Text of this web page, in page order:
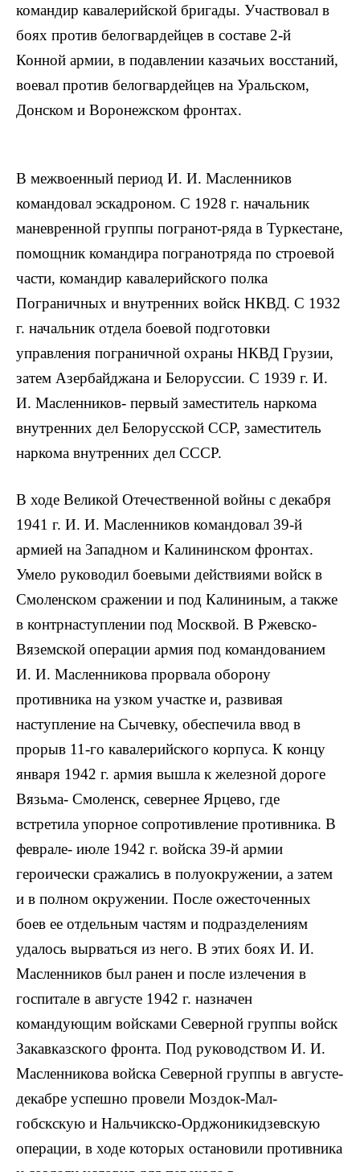
командир кавалерийской бригады. Участвовал в
боях против белогвардейцев в составе 2-й
Конной армии, в подавлении казачьих восстаний,
воевал против белогвардейцев на Уральском,
Донском и Воронежском фронтах.
В межвоенный период И. И. Масленников
командовал эскадроном. С 1928 г. начальник
маневренной группы погранот-ряда в Туркестане,
помощник командира погранотряда по строевой
части, командир кавалерийского полка
Пограничных и внутренних войск НКВД. С 1932
г. начальник отдела боевой подготовки
управления пограничной охраны НКВД Грузии,
затем Азербайджана и Белоруссии. С 1939 г. И.
И. Масленников- первый заместитель наркома
внутренних дел Белорусской ССР, заместитель
наркома внутренних дел СССР.
В ходе Великой Отечественной войны с декабря
1941 г. И. И. Масленников командовал 39-й
армией на Западном и Калининском фронтах.
Умело руководил боевыми действиями войск в
Смоленском сражении и под Калининым, а также
в контрнаступлении под Москвой. В Ржевско-
Вяземской операции армия под командованием
И. И. Масленникова прорвала оборону
противника на узком участке и, развивая
наступление на Сычевку, обеспечила ввод в
прорыв 11-го кавалерийского корпуса. К концу
января 1942 г. армия вышла к железной дороге
Вязьма- Смоленск, севернее Ярцево, где
встретила упорное сопротивление противника. В
феврале- июле 1942 г. войска 39-й армии
героически сражались в полуокружении, а затем
и в полном окружении. После ожесточенных
боев ее отдельным частям и подразделениям
удалось вырваться из него. В этих боях И. И.
Масленников был ранен и после излечения в
госпитале в августе 1942 г. назначен
командующим войсками Северной группы войск
Закавказского фронта. Под руководством И. И.
Масленникова войска Северной группы в августе-
декабре успешно провели Моздок-Мал-
гобскскую и Нальчикско-Орджоникидзевскую
операции, в ходе которых остановили противника